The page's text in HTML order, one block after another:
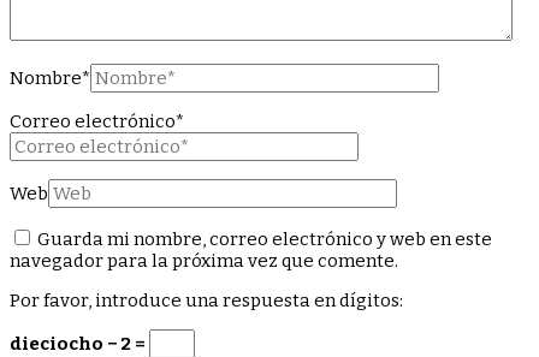
Nombre*
Correo electrónico*
Web
Guarda mi nombre, correo electrónico y web en este
navegador para la próxima vez que comente.
Por favor, introduce una respuesta en dígitos:
dieciocho − 2 =